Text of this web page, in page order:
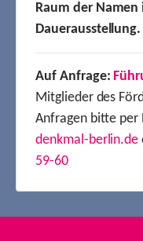
Raum der
Dauerausstellung.
Auf Anfrage:
Mitglieder des
Anfragen bitte per
denkmal-berlin.de
59-60